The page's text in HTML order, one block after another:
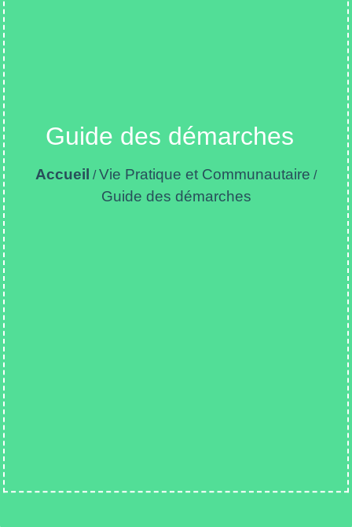
Guide des démarches
Accueil /Vie Pratique et Communautaire /
Guide des démarches